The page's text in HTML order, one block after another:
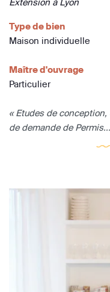
Type de bien
Maison individuelle
Maître d'ouvrage
Particulier
« Etudes de
de demande de